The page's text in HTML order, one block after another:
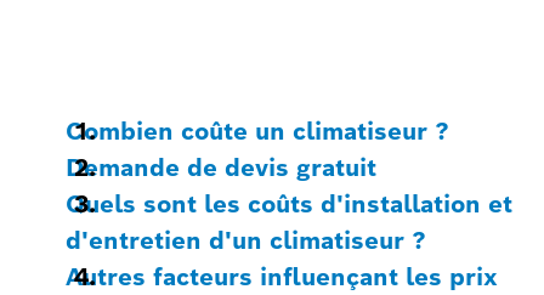
Combien coûte un climatiseur ?
Demande de devis gratuit
Quels sont les coûts d'installation et
d'entretien d'un climatiseur ?
Autres facteurs influençant les prix